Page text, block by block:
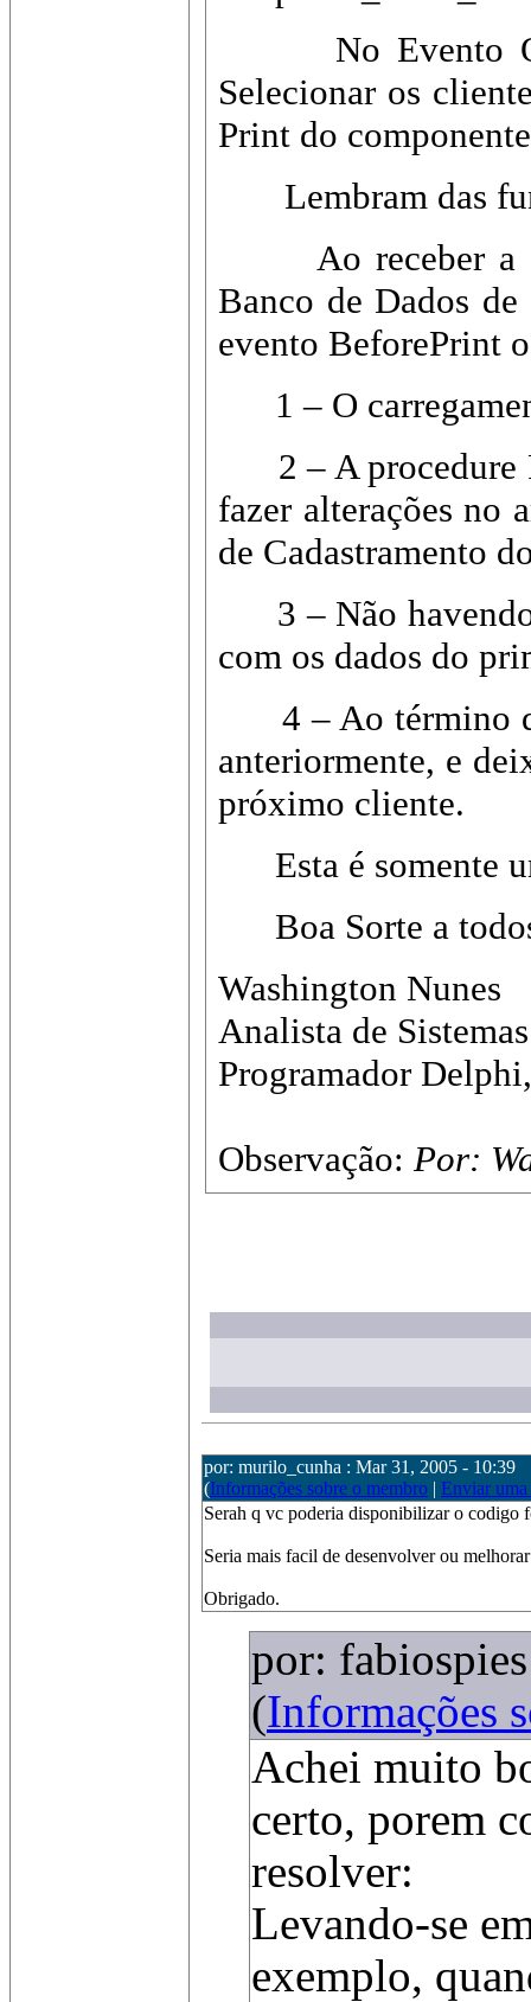
No Evento
Selecionar os
Print do
Lembram das
Ao receber a
Banco de Dados
evento BeforePrint
1 – O
2 – A procedure
fazer alterações no
de Cadastramento
3 – Não havendo
com os dados do
4 – Ao término
anteriormente, e
próximo cliente.
Esta é somente
Boa Sorte a
Washington Nunes
Analista de
Programador
Observação: Por:
por: murilo_cunha : Mar 31, 2005 - 10:39
(Informações sobre o membro | Enviar uma
Serah q vc poderia disponibilizar o codigo
Seria mais facil de desenvolver ou
Obrigado.
por:
(Informações
Achei muito
certo, porem
resolver:
Levando-se
exemplo,